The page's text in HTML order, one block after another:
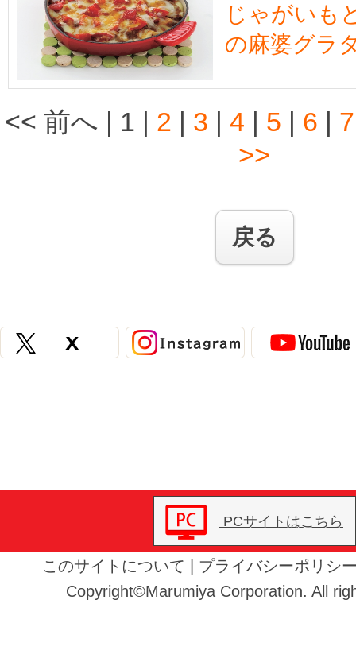
じゃがいも
の麻婆グラ
<< 前へ 1 2 3 4 5 6 7
>>
戻る
PCサイトはこちら
このサイトについて
プライバシーポリシ
Copyright©Marumiya Corporation. All